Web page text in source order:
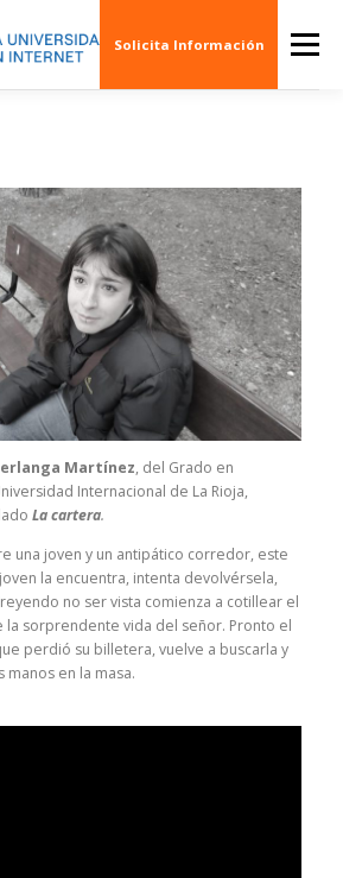
Menu
SOCIEDAD
CREAS 3D
Martínez, del Grado en
Internacional de La Rioja,
La cartera.
una joven y un antipático corredor, este
la encuentra, intenta devolvérsela,
no ser vista comienza a cotillear el
la sorprendente vida del señor. Pronto el
perdió su billetera, vuelve a buscarla y
manos en la masa.
Solicita Información